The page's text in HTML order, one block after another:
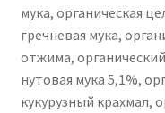
мука, органическая
гречневая мука,
отжима,
нутовая мука 5,1%,
кукурузный крахмал,